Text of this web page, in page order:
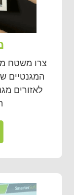
צרו משטח
המגנטיים
לאזורים